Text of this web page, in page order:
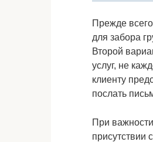
Прежде
для забора
Второй
услуг, не
клиенту
послать
При
присутствии